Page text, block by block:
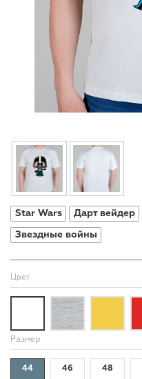
Star Wars Дарт вейдер
Звездные войны
Цвет
Размер
44 46 48